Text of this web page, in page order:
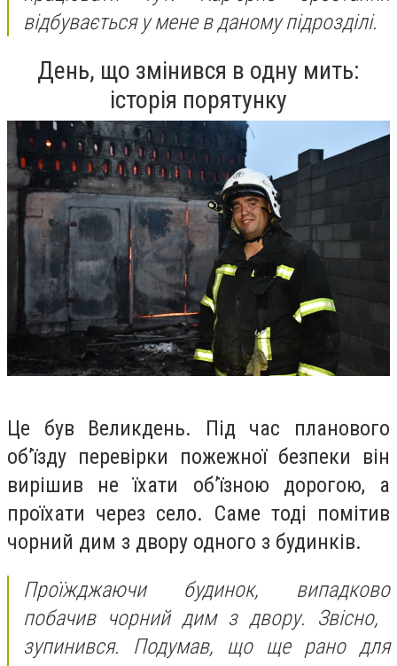
відбувається у мене в даному підрозділі.
День, що змінився в одну мить:
історія порятунку
Це був Великдень. Під час планового
об’їзду перевірки пожежної безпеки він
вирішив не їхати об’їзною дорогою, а
проїхати через село. Саме тоді помітив
чорний дим з двору одного з будинків.
Проїжджаючи будинок, випадково
побачив чорний дим з двору. Звісно, ​​
зупинився. Подумав, що ще рано для